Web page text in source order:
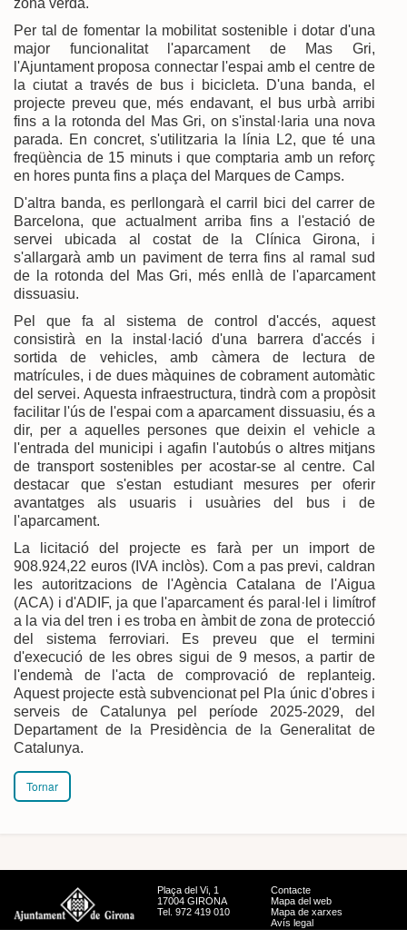
Per tal de fomentar la mobilitat sostenible i dotar d'una
major funcionalitat l'aparcament de Mas Gri,
l'Ajuntament proposa connectar l'espai amb el centre de
la ciutat a través de bus i bicicleta. D'una banda, el
projecte preveu que, més endavant, el bus urbà arribi
fins a la rotonda del Mas Gri, on s'instal·laria una nova
parada. En concret, s'utilitzaria la línia L2, que té una
freqüència de 15 minuts i que comptaria amb un reforç
en hores punta fins a plaça del Marques de Camps.
D'altra banda, es perllongarà el carril bici del carrer de
Barcelona, que actualment arriba fins a l'estació de
servei ubicada al costat de la Clínica Girona, i
s'allargarà amb un paviment de terra fins al ramal sud
de la rotonda del Mas Gri, més enllà de l'aparcament
dissuasiu.
Pel que fa al sistema de control d'accés, aquest
consistirà en la instal·lació d'una barrera d'accés i
sortida de vehicles, amb càmera de lectura de
matrícules, i de dues màquines de cobrament automàtic
del servei. Aquesta infraestructura, tindrà com a propòsit
facilitar l'ús de l'espai com a aparcament dissuasiu, és a
dir, per a aquelles persones que deixin el vehicle a
l'entrada del municipi i agafin l'autobús o altres mitjans
de transport sostenibles per acostar-se al centre. Cal
destacar que s'estan estudiant mesures per oferir
avantatges als usuaris i usuàries del bus i de
l'aparcament.
La licitació del projecte es farà per un import de
908.924,22 euros (IVA inclòs). Com a pas previ, caldran
les autoritzacions de l'Agència Catalana de l'Aigua
(ACA) i d'ADIF, ja que l'aparcament és paral·lel i limítrof
a la via del tren i es troba en àmbit de zona de protecció
del sistema ferroviari. Es preveu que el termini
d'execució de les obres sigui de 9 mesos, a partir de
l'endemà de l'acta de comprovació de replanteig.
Aquest projecte està subvencionat pel Pla únic d'obres i
serveis de Catalunya pel període 2025-2029, del
Departament de la Presidència de la Generalitat de
Catalunya.
Tornar
Plaça del Vi, 1
17004 GIRONA
Tel. 972 419 010
Contacte
Mapa del web
Mapa de xarxes
Avís legal